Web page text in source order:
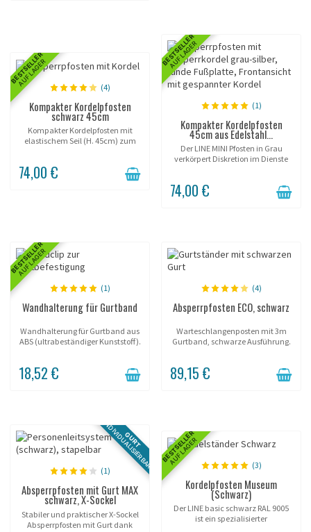
BESTSELLER
AUF LAGER (4)
Kompakter Kordelpfosten
schwarz 45cm
Kompakter Kordelpfosten mit
elastischem Seil (H. 45cm) zum
74,00 €
BESTSELLER
AUF LAGER
(1)
Kompakter Kordelpfosten
45cm aus Edelstahl...
Der LINE MINI Pfosten in Grau
verkörpert Diskretion im Dienste
schafft er eine subtile Abgrenzung
74,00 €
BESTSELLER
AUF LAGER
(1)
Wandhalterung für Gurtband
Wandhalterung für Gurtband aus
ABS (ultrabeständiger Kunststoff).
18,52 €
(4)
Absperrpfosten ECO, schwarz
Warteschlangenposten mit 3m
Gurtband, schwarze Ausführung.
89,15 €
GURT
INDIVIDUALISIERBAR
(1)
Absperrpfosten mit Gurt MAX
schwarz, X-Sockel
Stabiler und praktischer X-Sockel
Absperrpfosten mit Gurt dank
BESTSELLER
AUF LAGER (3)
Kordelpfosten Museum
(Schwarz)
Der LINE basic schwarz RAL 9005
ist ein spezialisierter